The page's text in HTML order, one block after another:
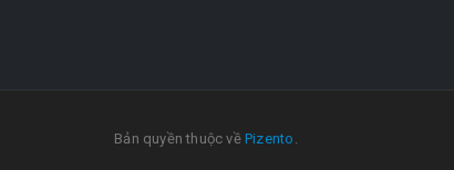
Bản quyền thuộc vềPizento .